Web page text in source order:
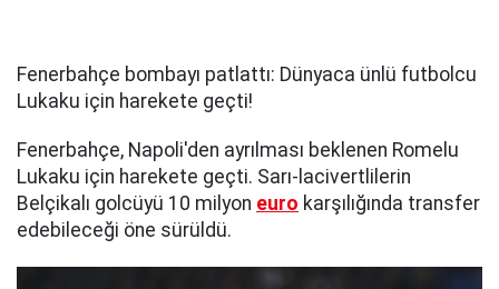
Fenerbahçe bombayı patlattı: Dünyaca ünlü futbolcu
Lukaku için harekete geçti!
Fenerbahçe, Napoli'den ayrılması beklenen Romelu
Lukaku için harekete geçti. Sarı-lacivertlilerin
Belçikalı golcüyü 10 milyon euro karşılığında transfer
edebileceği öne sürüldü.